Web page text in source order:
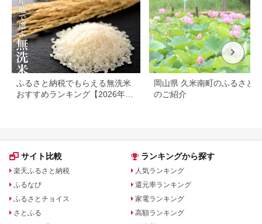
次発送予定】
ふるさと納税でもらえる無洗米
おすすめランキング【2026年最
岡山県 久米南町のふるさと
のご紹介
サイト比較
楽天ふるさと納税
ふるなび
ふるさとチョイス
さとふる
ランキングから探す
人気ランキング
還元率ランキング
家電ランキング
高額ランキング